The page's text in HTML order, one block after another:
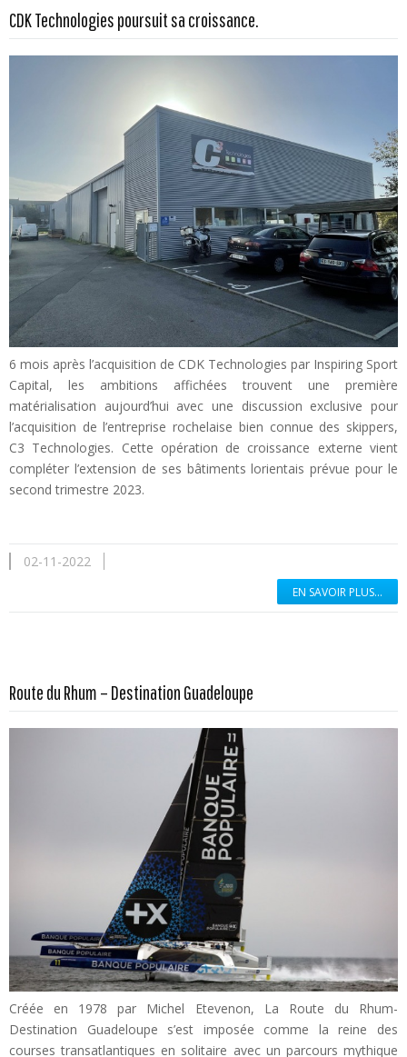
CDK Technologies poursuit sa croissance.
6 mois après l’acquisition de CDK Technologies par Inspiring Sport
Capital, les ambitions affichées trouvent une première
matérialisation aujourd’hui avec une discussion exclusive pour
l’acquisition de l’entreprise rochelaise bien connue des skippers,
C3 Technologies. Cette opération de croissance externe vient
compléter l’extension de ses bâtiments lorientais prévue pour le
second trimestre 2023.
02-11-2022
EN SAVOIR PLUS...
Route du Rhum – Destination Guadeloupe
Créée en 1978 par Michel Etevenon, La Route du Rhum-
Destination Guadeloupe s’est imposée comme la reine des
courses transatlantiques en solitaire avec un parcours mythique